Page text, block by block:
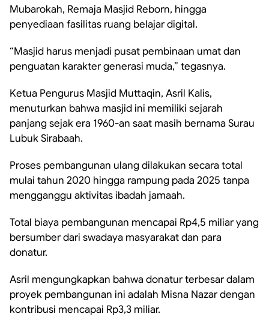
Mubarokah, Remaja Masjid Reborn, hingga
penyediaan fasilitas ruang belajar digital.
“Masjid harus menjadi pusat pembinaan umat dan
penguatan karakter generasi muda,” tegasnya.
Ketua Pengurus Masjid Muttaqin, Asril Kalis,
menuturkan bahwa masjid ini memiliki sejarah
panjang sejak era 1960-an saat masih bernama Surau
Lubuk Sirabaah.
Proses pembangunan ulang dilakukan secara total
mulai tahun 2020 hingga rampung pada 2025 tanpa
mengganggu aktivitas ibadah jamaah.
Total biaya pembangunan mencapai Rp4,5 miliar yang
bersumber dari swadaya masyarakat dan para
donatur.
Asril mengungkapkan bahwa donatur terbesar dalam
proyek pembangunan ini adalah Misna Nazar dengan
kontribusi mencapai Rp3,3 miliar.